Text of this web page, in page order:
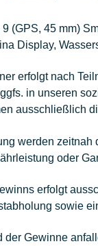
(GPS, 45 mm)
Display,
erfolgt nach
in unseren
ausschließlich
werden
oder
erfolgt
sowie
der Gewinne